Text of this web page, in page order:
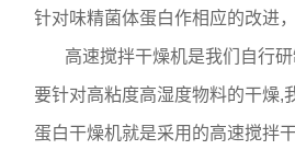
针对味精菌体蛋白作相应的改进
高速搅拌干燥机是我们自行研
要针对高粘度高湿度物料的干燥,
蛋白干燥机就是采用的高速搅拌